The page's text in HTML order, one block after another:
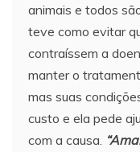
animais e todos
teve como evitar
contraíssem a
manter o
mas suas
custo e ela pede
com a causa.